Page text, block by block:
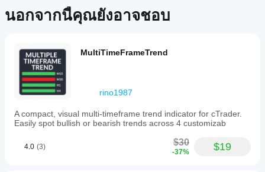
เป็นคน
อื่น!
กำหนด
เฉพาะใน
cTrader
Windows
และ Mac
เท่านั้น
สอ
อย่างไร?
ใช้อินดิเค
เตอร์กับ
สัญลักษณ์
และช่วง
แตกต่าง
กันเพื่อ
เข้าใจว่า
ฉัน
ควร
ปรับ
มิเต
อิน
หรือการรับประกันผลการดำเนินงานในอนาคต
นอกจากนี้คุณยังอาจชอบ
MultiTimeFrameTrend
rino1987
A compact, visual multi-timeframe trend indicator for cTrader.
Easily spot bullish or bearish trends across 4 customizab
4.0 (3) $30
-37% $19